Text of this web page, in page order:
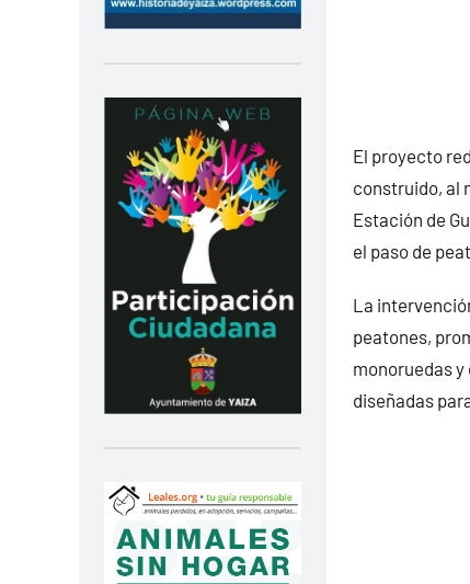
El proyecto
construido, al
Estación de
el paso de
La
peatones,
monoruedas
diseñadas